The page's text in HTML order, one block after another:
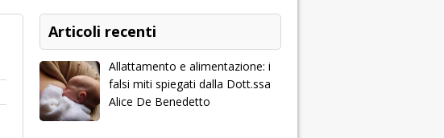
Articoli recenti
Allattamento e alimentazione: i
falsi miti spiegati dalla Dott.ssa
Alice De Benedetto